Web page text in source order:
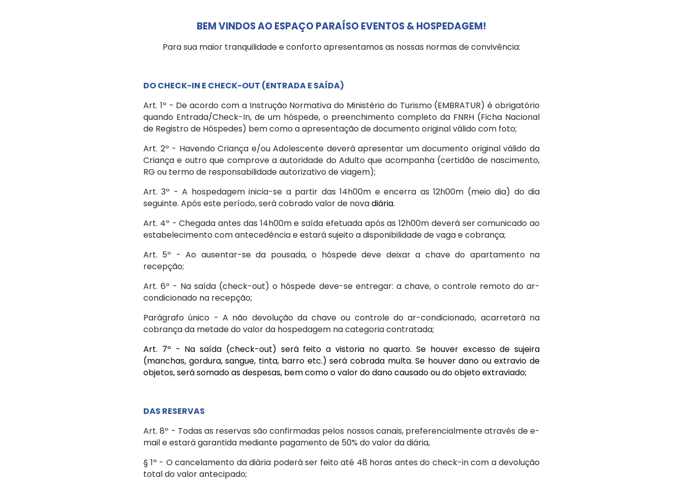
BEM VINDOS AO ESPAÇO PARAÍSO EVENTOS & HOSPEDAGEM!
Para sua maior tranquilidade e conforto apresentamos as nossas normas de convivência:
DO CHECK-IN E CHECK-OUT (ENTRADA E SAÍDA)
Art. 1º - De acordo com a Instrução Normativa do Ministério do Turismo (EMBRATUR) é obrigatório
quando Entrada/Check-In, de um hóspede, o preenchimento completo da FNRH (Ficha Nacional
de Registro de Hóspedes) bem como a apresentação de documento original válido com foto;
Art. 2º - Havendo Criança e/ou Adolescente deverá apresentar um documento original válido da
Criança e outro que comprove a autoridade do Adulto que acompanha (certidão de nascimento,
RG ou termo de responsabilidade autorizativo de viagem);
Art. 3º - A hospedagem inicia-se a partir das 14h00m e encerra as 12h00m (meio dia) do dia
seguinte. Após este período, será cobrado valor de novadiária.
Art. 4º - Chegada antes das 14h00m e saída efetuada após as 12h00m deverá ser comunicado ao
estabelecimento com antecedência e estará sujeito a disponibilidade de vaga e cobrança;
Art. 5º - Ao ausentar-se da pousada, o hóspede deve deixar a chave do apartamento na
recepção;
Art. 6º - Na saída (check-out) o hóspede deve-se entregar: a chave, o controle remoto do ar-
condicionado na recepção;
Parágrafo único - A não devolução da chave ou controle do ar-condicionado, acarretará na
cobrança da metade do valor da hospedagem na categoria contratada;
Art. 7º - Na saída (check-out) será feito a vistoria no quarto. Se houver excesso de sujeira
(manchas, gordura, sangue, tinta, barro etc.) será cobrada multa. Se houver dano ou extravio de
objetos, será somado as despesas, bem como o valor do dano causado ou do objeto extraviado;
DAS RESERVAS
Art. 8º - Todas as reservas são confirmadas pelos nossos canais, preferencialmente através de e-
mail e estará garantida mediante pagamento de 50% do valor da diária,
§ 1º - O cancelamento da diária poderá ser feito até 48 horas antes do check-in com a devolução
total do valor antecipado;